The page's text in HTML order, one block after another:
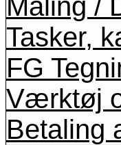
Maling /
Tasker,
FG
Værktøj
Betaling